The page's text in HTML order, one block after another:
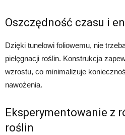
Oszczędność czasu i
Dzięki tunelowi foliowemu, nie
pielęgnacji roślin. Konstrukcja
wzrostu, co minimalizuje
nawożenia.
Eksperymentowanie z
roślin